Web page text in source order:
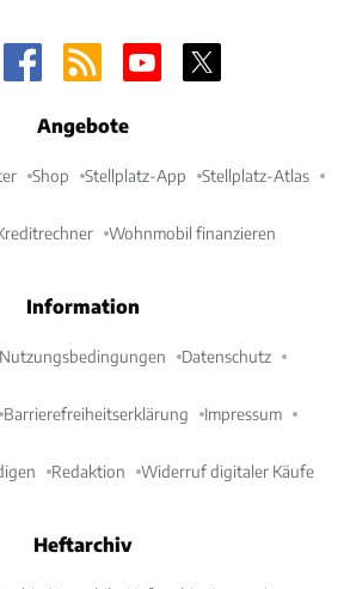
Angebote
Shop Stellplatz-App Stellplatz-Atlas
Wohnmobil finanzieren
Information
Nutzungsbedingungen Datenschutz
Barrierefreiheitserklärung Impressum
Redaktion Widerruf digitaler Käufe
Heftarchiv